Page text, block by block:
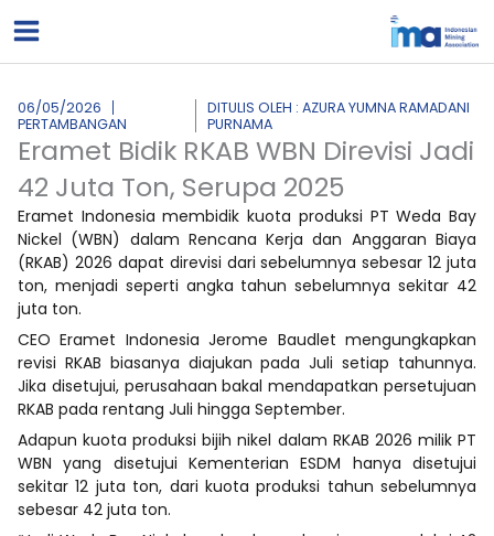
ke
06/05/2026
PERTAMBANGAN
DITULIS OLEH : AZURA YUMNA RAMADANI
PURNAMA
Eramet Bidik RKAB WBN Direvisi Jadi
42 Juta Ton, Serupa 2025
Eramet Indonesia membidik kuota produksi PT Weda Bay
Nickel (WBN) dalam Rencana Kerja dan Anggaran Biaya
(RKAB) 2026 dapat direvisi dari sebelumnya sebesar 12 juta
ton, menjadi seperti angka tahun sebelumnya sekitar 42
juta ton.
CEO Eramet Indonesia Jerome Baudlet mengungkapkan
revisi RKAB biasanya diajukan pada Juli setiap tahunnya.
Jika disetujui, perusahaan bakal mendapatkan persetujuan
RKAB pada rentang Juli hingga September.
Adapun kuota produksi bijih nikel dalam RKAB 2026 milik PT
WBN yang disetujui Kementerian ESDM hanya disetujui
sekitar 12 juta ton, dari kuota produksi tahun sebelumnya
sebesar 42 juta ton.